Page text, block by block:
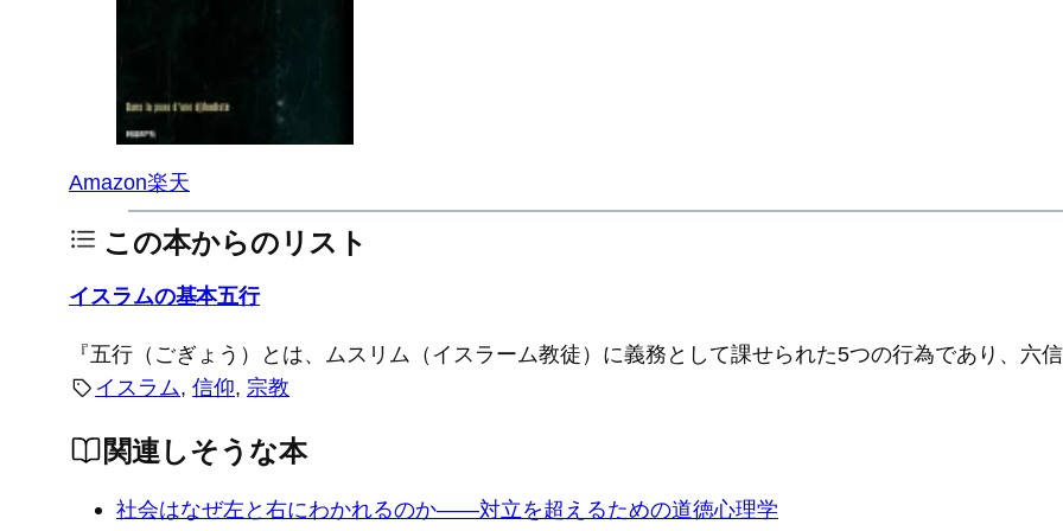
Amazon楽天
この本からのリスト
イスラムの基本五行
『五行（ごぎょう）とは、ムスリム（イスラーム教徒）に義務として課せられた5つの行為であり、六
イスラム, 信仰, 宗教
関連しそうな本
社会はなぜ左と右にわかれるのか――対立を超えるための道徳心理学